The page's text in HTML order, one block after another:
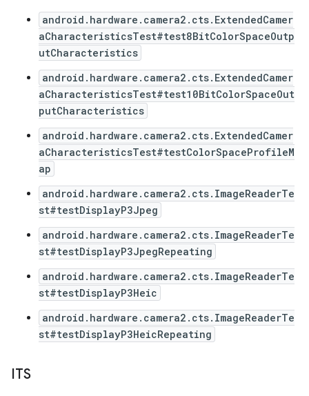
android.hardware.camera2.cts.ExtendedCamer
aCharacteristicsTest#test8BitColorSpaceOutp
utCharacteristics
android.hardware.camera2.cts.ExtendedCamer
aCharacteristicsTest#test10BitColorSpaceOut
putCharacteristics
android.hardware.camera2.cts.ExtendedCamer
aCharacteristicsTest#testColorSpaceProfileM
ap
android.hardware.camera2.cts.ImageReaderTe
st#testDisplayP3Jpeg
android.hardware.camera2.cts.ImageReaderTe
st#testDisplayP3JpegRepeating
android.hardware.camera2.cts.ImageReaderTe
st#testDisplayP3Heic
android.hardware.camera2.cts.ImageReaderTe
st#testDisplayP3HeicRepeating
ITS